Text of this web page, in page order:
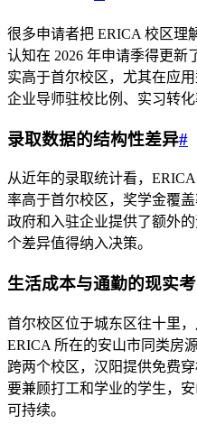
很多申请者把 ERICA 校区理
认知在 2026 年申请季得更新
实高于首尔校区，尤其在应
企业导师驻校比例、实习转
录取数据的结构性差异#
从近年的录取统计看，
率高于首尔校区，奖学金覆
政府和入驻企业提供了额外
个差异值得纳入决策。
生活成本与通勤的现实
首尔校区位于城东区往十里，
ERICA 所在的安山市同类房
跨两个校区，汉阳提供免费
要兼顾打工和学业的学生，
可持续。